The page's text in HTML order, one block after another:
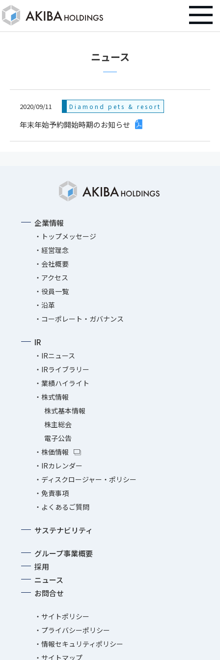
ニュース
2020/09/11 Diamond pets & resort
年末年始予約開始時期のお知らせ
企業情報
トップメッセージ
経営理念
会社概要
アクセス
役員一覧
沿革
コーポレート・ガバナンス
IR
IRニュース
IRライブラリー
業績ハイライト
株式情報
株式基本情報
株主総会
電子公告
株価情報
IRカレンダー
ディスクロージャー・ポリシー
免責事項
よくあるご質問
サステナビリティ
グループ事業概要
採用
ニュース
お問合せ
サイトポリシー
プライバシーポリシー
情報セキュリティポリシー
サイトマップ